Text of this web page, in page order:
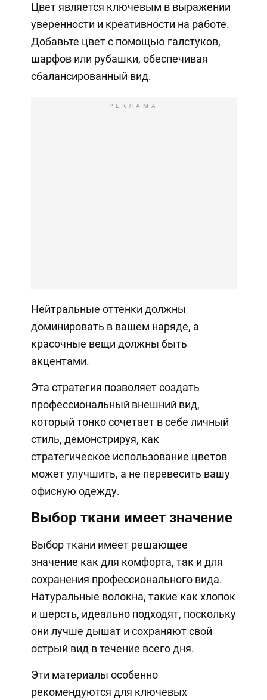
Цвет является ключевым в выражении
уверенности и креативности на работе.
Добавьте цвет с помощью галстуков,
шарфов или рубашки, обеспечивая
сбалансированный вид.
РЕКЛАМА
Нейтральные оттенки должны
доминировать в вашем наряде, а
красочные вещи должны быть
акцентами.
Эта стратегия позволяет создать
профессиональный внешний вид,
который тонко сочетает в себе личный
стиль, демонстрируя, как
стратегическое использование цветов
может улучшить, а не перевесить вашу
офисную одежду.
Выбор ткани имеет значение
Выбор ткани имеет решающее
значение как для комфорта, так и для
сохранения профессионального вида.
Натуральные волокна, такие как хлопок
и шерсть, идеально подходят, поскольку
они лучше дышат и сохраняют свой
острый вид в течение всего дня.
Эти материалы особенно
рекомендуются для ключевых